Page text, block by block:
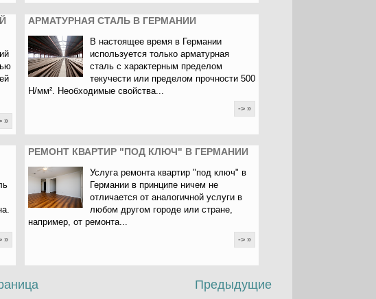
»
АРМАТУРНАЯ СТАЛЬ В ГЕРМАНИИ
В настоящее время в Германии
используется только арматурная
сталь с характерным пределом
текучести или пределом прочности 500
Н/мм². Необходимые свойства...
-> »
»
РЕМОНТ КВАРТИР "ПОД КЛЮЧ" В ГЕРМАНИИ
Услуга ремонта квартир "под ключ" в
Германии в принципе ничем не
отличается от аналогичной услуги в
любом другом городе или стране,
например, от ремонта...
-> »
Предыдущие